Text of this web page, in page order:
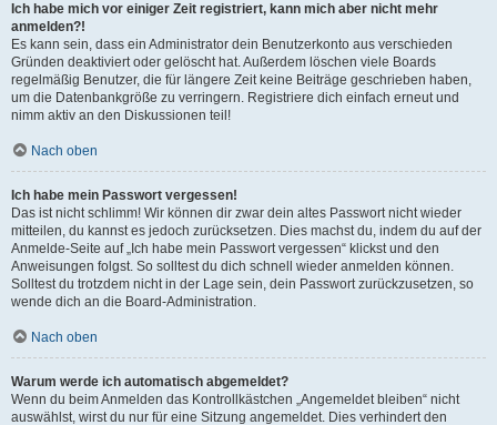
Ich habe mich vor einiger Zeit registriert, kann mich aber nicht mehr
anmelden?!
Es kann sein, dass ein Administrator dein Benutzerkonto aus verschieden
Gründen deaktiviert oder gelöscht hat. Außerdem löschen viele Boards
regelmäßig Benutzer, die für längere Zeit keine Beiträge geschrieben haben,
um die Datenbankgröße zu verringern. Registriere dich einfach erneut und
nimm aktiv an den Diskussionen teil!
Nach oben
Ich habe mein Passwort vergessen!
Das ist nicht schlimm! Wir können dir zwar dein altes Passwort nicht wieder
mitteilen, du kannst es jedoch zurücksetzen. Dies machst du, indem du auf der
Anmelde-Seite auf „Ich habe mein Passwort vergessen“ klickst und den
Anweisungen folgst. So solltest du dich schnell wieder anmelden können.
Solltest du trotzdem nicht in der Lage sein, dein Passwort zurückzusetzen, so
wende dich an die Board-Administration.
Nach oben
Warum werde ich automatisch abgemeldet?
Wenn du beim Anmelden das Kontrollkästchen „Angemeldet bleiben“ nicht
auswählst, wirst du nur für eine Sitzung angemeldet. Dies verhindert den